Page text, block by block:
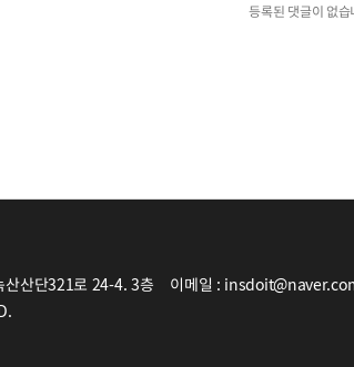
등록된 댓글이 없습
산산단321로 24-4. 3층 이메일 :